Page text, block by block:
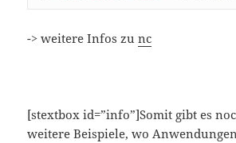
-> weitere Infos zunc
[stextbox id=”info”]Somit gibt es
weitere Beispiele, wo